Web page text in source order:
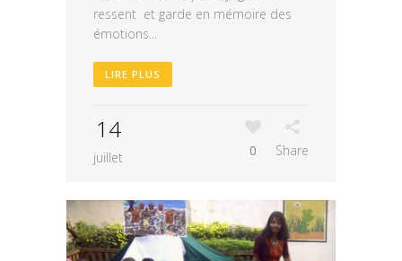
ressent et garde en mémoire des
émotions...
LIRE PLUS
14
juillet 0 Share